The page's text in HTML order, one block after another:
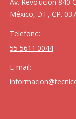
Av. Revolución 840
México, D.F, CP.
Telefono:
55 5611 0044
E-mail: